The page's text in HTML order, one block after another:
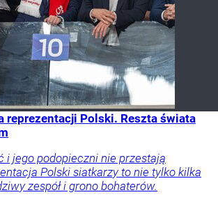
reprezentacji Polski. Reszta świata
i jego podopieczni nie przestają
Polski siatkarzy to nie tylko kilka
zespół i grono bohaterów.